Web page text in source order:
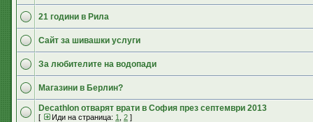
21 години в Рила
Сайт за шивашки услуги
За любителите на водопади
Магазини в Берлин?
Decathlon отварят врати в София през септември 2013
[ Иди на страница: 1 2 ]